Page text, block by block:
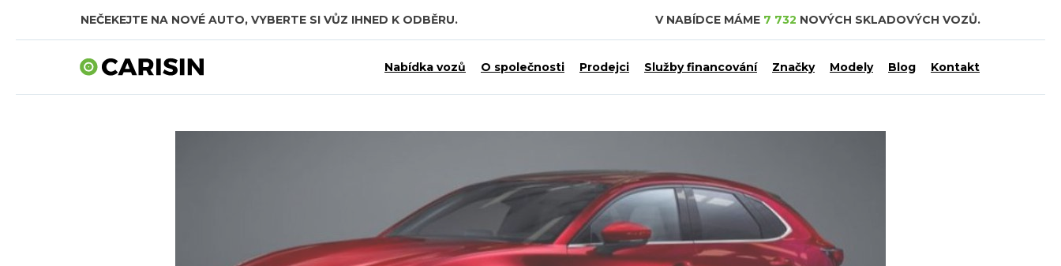
NEČEKEJTE NA NOVÉ AUTO, VYBERTE SI VŮZ IHNED K ODBĚRU. V NABÍDCE MÁME 7 732 NOVÝCH SKLADOVÝCH VOZŮ.
Nabídka vozů O společnosti Prodejci Služby financování Značky Modely Blog Kontakt